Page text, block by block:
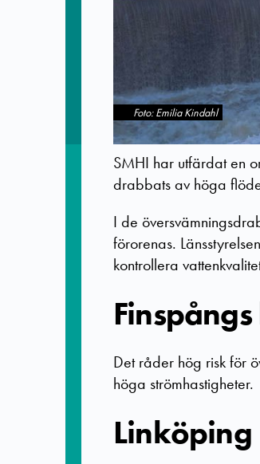
Foto: Emilia Kindahl
SMHI har utfärdat en
drabbats av höga
I de
förorenas.
kontrollera
Det råder hög risk för
höga strömhastigheter.
Linköping